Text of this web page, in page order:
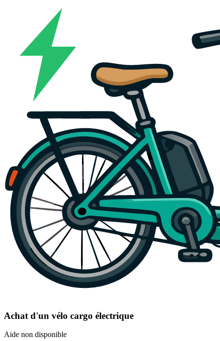
Achat d'un vélo cargo électrique
Aide non disponible